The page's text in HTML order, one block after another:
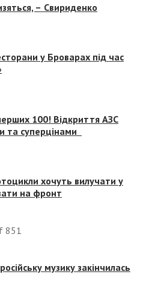
– Свириденко
у Броварах під час
100! Відкриття АЗС
та суперцінами
хочуть вилучати у
на фронт
851
музику закінчилась